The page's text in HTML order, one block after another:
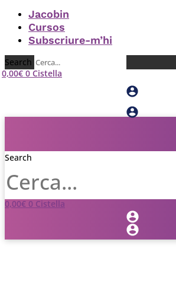
Jacobin
Cursos
Subscriure-m’hi
Search
0,00€ 0 Cistella
Search
0,00€ 0 Cistella